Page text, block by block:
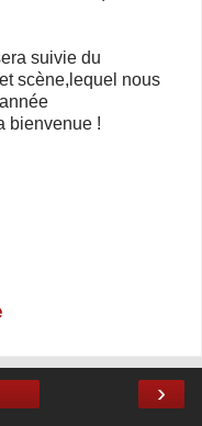
suivie du
scène,lequel nous
bienvenue !
›